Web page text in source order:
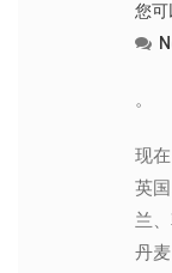
您可
。
现
英
兰
丹